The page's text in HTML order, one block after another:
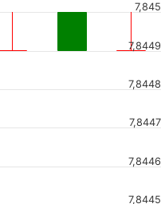
7,8445
7,8446
7,8447
7,8448
7,8449
7,845